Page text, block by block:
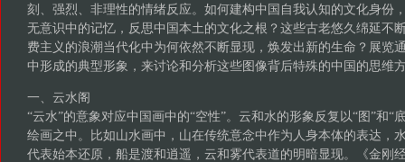
刻、强烈、非理性的情绪反应。如何建构中国自我认知的文化身份
无意识中的记忆，反思中国本土的文化之根？这些古老悠久绵延不
费主义的浪潮当代化中为何依然不断显现，焕发出新的生命？展览
中形成的典型形象，来讨论和分析这些图像背后特殊的中国的思维
一、云水阁
“云水”的意象对应中国画中的“空性”。云和水的形象反复以“图”和“
绘画之中。比如山水画中，山在传统意念中作为人身本体的表达，
代表始本还原，船是渡和逍遥，云和雾代表道的明暗显现。《金刚